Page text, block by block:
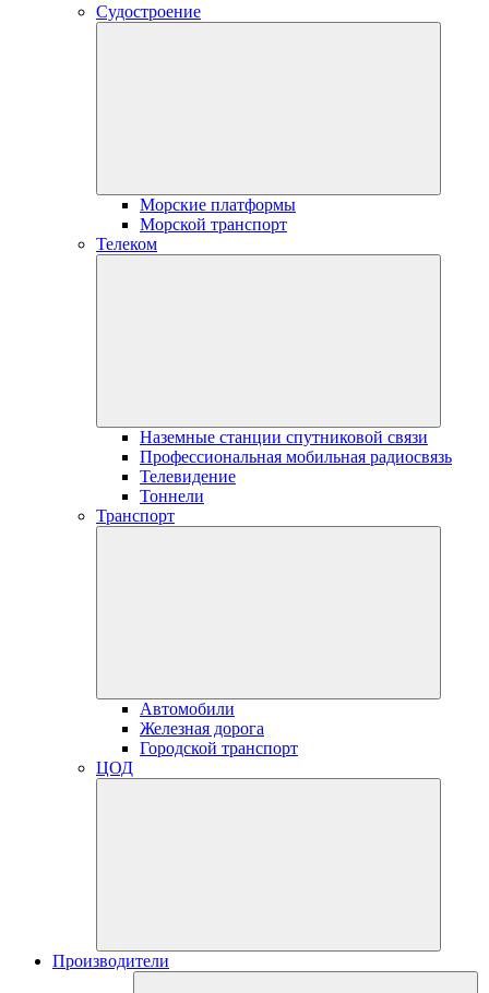
Судостроение
Морские платформы
Морской транспорт
Телеком
Наземные станции спутниковой связи
Профессиональная мобильная радиосвязь
Телевидение
Тоннели
Транспорт
Автомобили
Железная дорога
Городской транспорт
ЦОД
Производители